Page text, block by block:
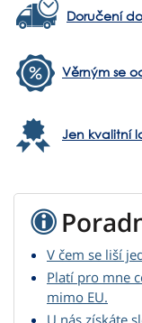
Doručení
Věrným se
Jen kvalitní
V čem se liší
Platí pro mne
mimo EU.